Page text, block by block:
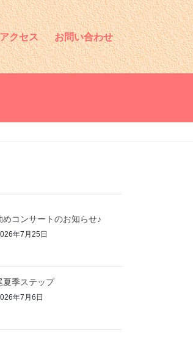
アクセス お問い合わせ
めコンサートのお知らせ♪
年7月25日
夏季ステップ
年7月6日